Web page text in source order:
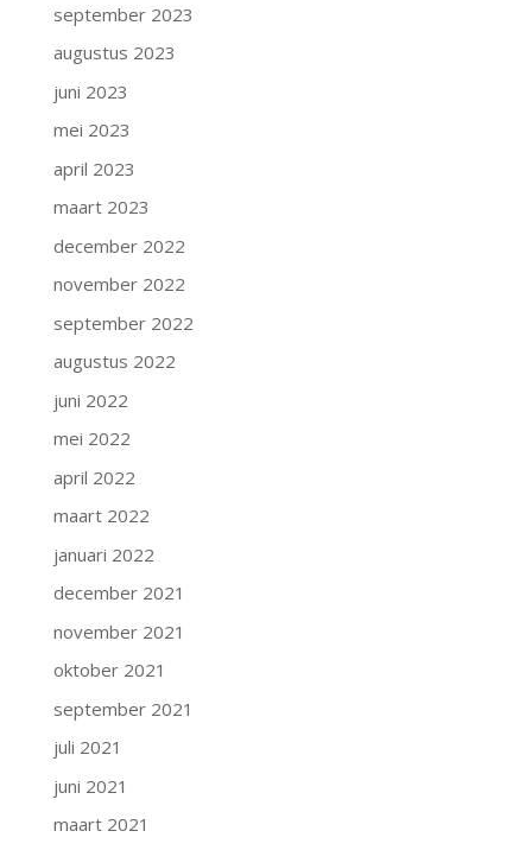
september 2023
augustus 2023
juni 2023
mei 2023
april 2023
maart 2023
december 2022
november 2022
september 2022
augustus 2022
juni 2022
mei 2022
april 2022
maart 2022
januari 2022
december 2021
november 2021
oktober 2021
september 2021
juli 2021
juni 2021
maart 2021